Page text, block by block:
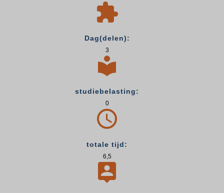

Dag(delen):
3

studiebelasting:
0

totale tijd:
6,5
